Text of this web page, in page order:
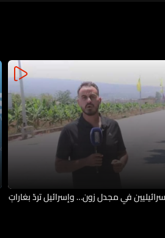
في مجدل زون… وإسرائيل تردّ بغاراتٍ